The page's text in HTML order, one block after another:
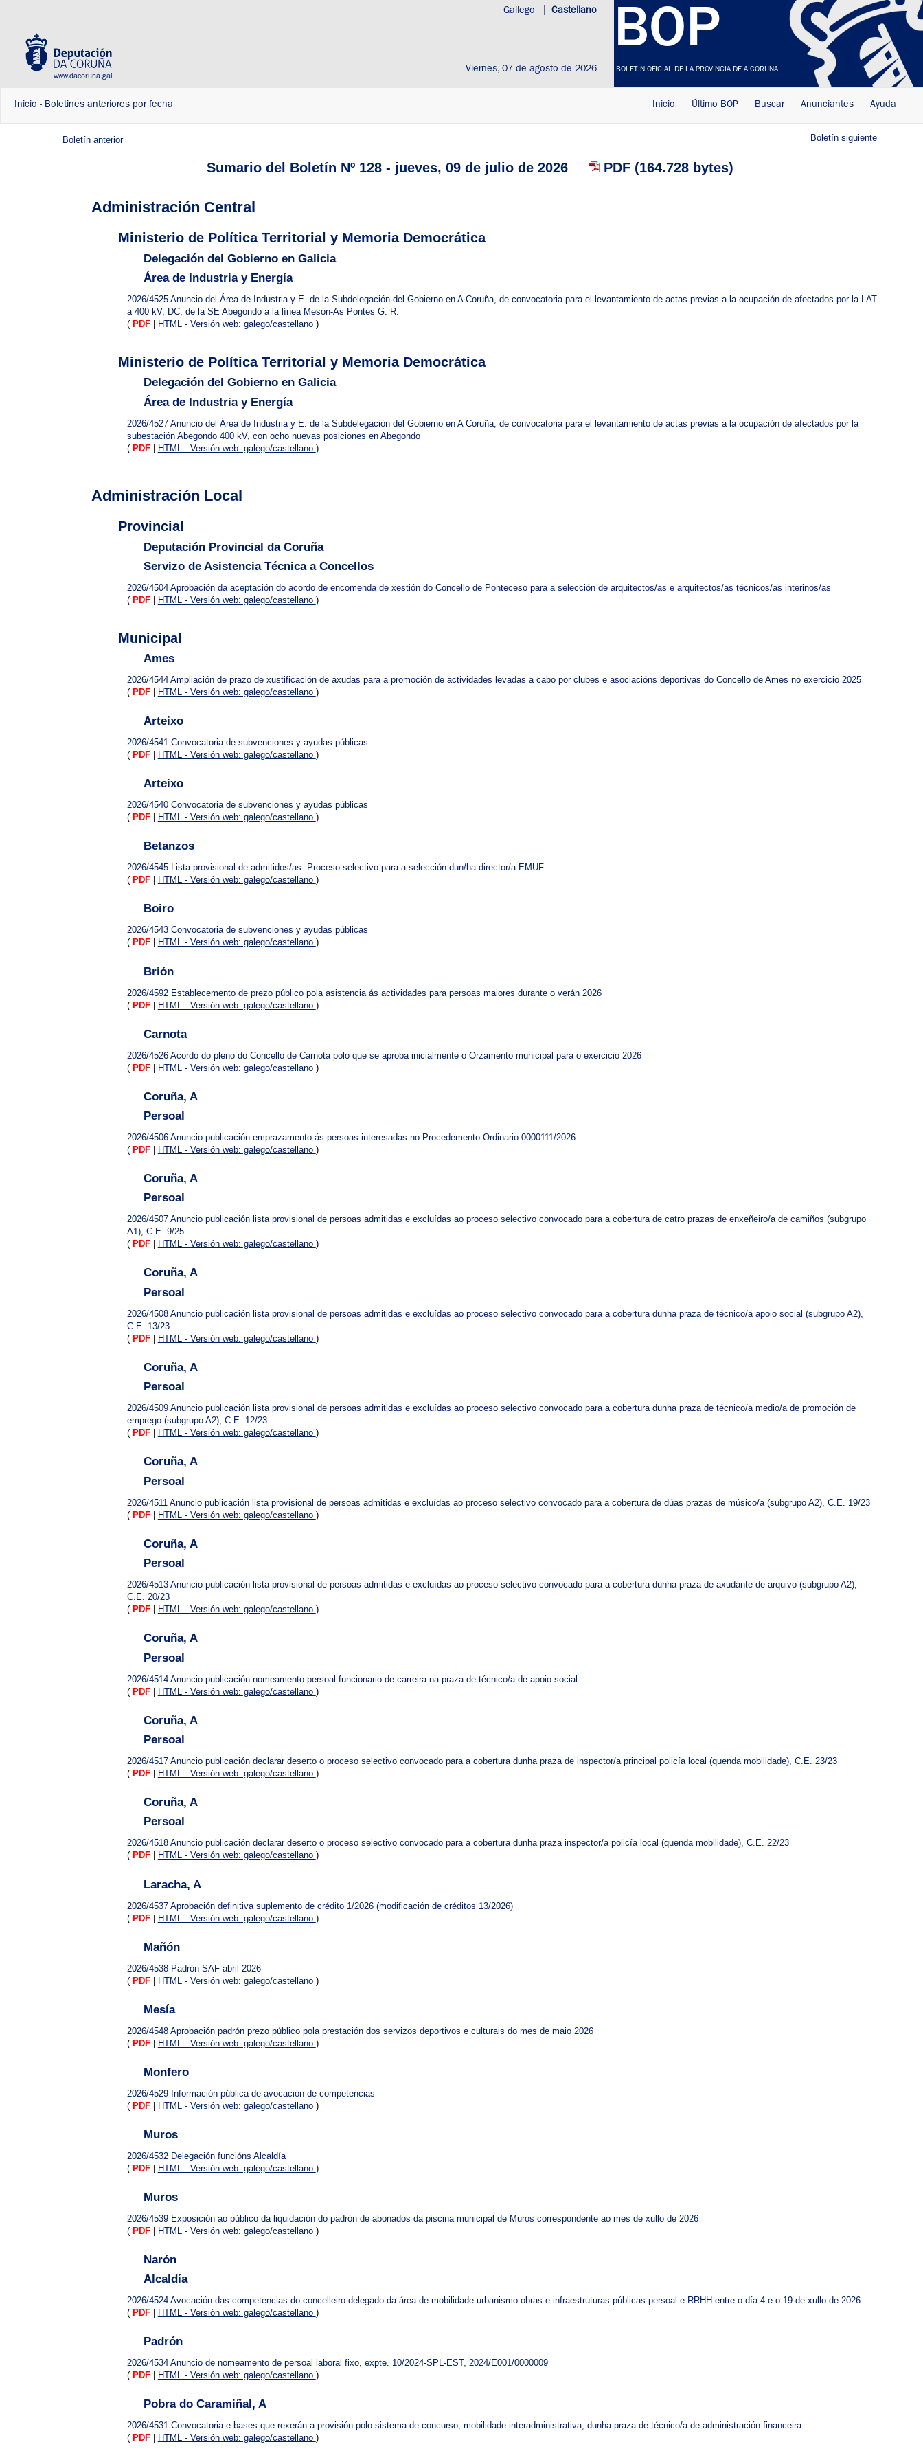
www.dacoruna.gal
Castellano
Gallego
Viernes, 07 de agosto de 2026
BOP
BOLETÍN OFICIAL DE LA PROVINCIA DE A CORUÑA
Inicio - Boletines anteriores por fecha Ayuda
Anunciantes
Buscar
Último BOP
Inicio
Boletín siguiente
Boletín anterior
Sumario del Boletín Nº 128 - jueves, 09 de julio de 2026 PDF (164.728 bytes)
Administración Central
Ministerio de Política Territorial y Memoria Democrática
Delegación del Gobierno en Galicia
Área de Industria y Energía
2026/4525 Anuncio del Área de Industria y E. de la Subdelegación del Gobierno en A Coruña, de convocatoria para el levantamiento de actas previas a la ocupación de afectados por la LAT
a 400 kV, DC, de la SE Abegondo a la línea Mesón-As Pontes G. R.
( PDF HTML - Versión web: galego/castellano )
Ministerio de Política Territorial y Memoria Democrática
Delegación del Gobierno en Galicia
Área de Industria y Energía
2026/4527 Anuncio del Área de Industria y E. de la Subdelegación del Gobierno en A Coruña, de convocatoria para el levantamiento de actas previas a la ocupación de afectados por la
subestación Abegondo 400 kV, con ocho nuevas posiciones en Abegondo
( PDF | HTML - Versión web: galego/castellano )
Administración Local
Provincial
Deputación Provincial da Coruña
Servizo de Asistencia Técnica a Concellos
2026/4504 Aprobación da aceptación do acordo de encomenda de xestión do Concello de Ponteceso para a selección de arquitectos/as e arquitectos/as técnicos/as interinos/as
( PDF HTML - Versión web: galego/castellano )
Municipal
Ames
2026/4544 Ampliación de prazo de xustificación de axudas para a promoción de actividades levadas a cabo por clubes e asociacións deportivas do Concello de Ames no exercicio 2025
( PDF HTML - Versión web: galego/castellano )
Arteixo
2026/4541 Convocatoria de subvenciones y ayudas públicas
( PDF HTML - Versión web: galego/castellano )
Arteixo
2026/4540 Convocatoria de subvenciones y ayudas públicas
( PDF HTML - Versión web: galego/castellano )
Betanzos
2026/4545 Lista provisional de admitidos/as. Proceso selectivo para a selección dun/ha director/a EMUF
( PDF HTML - Versión web: galego/castellano )
Boiro
2026/4543 Convocatoria de subvenciones y ayudas públicas
( PDF HTML - Versión web: galego/castellano )
Brión
2026/4592 Establecemento de prezo público pola asistencia ás actividades para persoas maiores durante o verán 2026
( PDF | HTML - Versión web: galego/castellano )
Carnota
2026/4526 Acordo do pleno do Concello de Carnota polo que se aproba inicialmente o Orzamento municipal para o exercicio 2026
( PDF | HTML - Versión web: galego/castellano )
Coruña, A
Persoal
2026/4506 Anuncio publicación emprazamento ás persoas interesadas no Procedemento Ordinario 0000111/2026
( PDF HTML - Versión web: galego/castellano )
Coruña, A
Persoal
2026/4507 Anuncio publicación lista provisional de persoas admitidas e excluídas ao proceso selectivo convocado para a cobertura de catro prazas de enxeñeiro/a de camiños (subgrupo
A1), C.E. 9/25
( PDF HTML - Versión web: galego/castellano )
Coruña, A
Persoal
2026/4508 Anuncio publicación lista provisional de persoas admitidas e excluídas ao proceso selectivo convocado para a cobertura dunha praza de técnico/a apoio social (subgrupo A2),
C.E. 13/23
( PDF HTML - Versión web: galego/castellano )
Coruña, A
Persoal
2026/4509 Anuncio publicación lista provisional de persoas admitidas e excluídas ao proceso selectivo convocado para a cobertura dunha praza de técnico/a medio/a de promoción de
emprego (subgrupo A2), C.E. 12/23
( PDF HTML - Versión web: galego/castellano )
Coruña, A
Persoal
2026/4511 Anuncio publicación lista provisional de persoas admitidas e excluídas ao proceso selectivo convocado para a cobertura de dúas prazas de músico/a (subgrupo A2), C.E. 19/23
( PDF | HTML - Versión web: galego/castellano )
Coruña, A
Persoal
2026/4513 Anuncio publicación lista provisional de persoas admitidas e excluídas ao proceso selectivo convocado para a cobertura dunha praza de axudante de arquivo (subgrupo A2),
C.E. 20/23
( PDF HTML - Versión web: galego/castellano )
Coruña, A
Persoal
2026/4514 Anuncio publicación nomeamento persoal funcionario de carreira na praza de técnico/a de apoio social
( PDF | HTML - Versión web: galego/castellano )
Coruña, A
Persoal
2026/4517 Anuncio publicación declarar deserto o proceso selectivo convocado para a cobertura dunha praza de inspector/a principal policía local (quenda mobilidade), C.E. 23/23
( PDF HTML - Versión web: galego/castellano )
Coruña, A
Persoal
2026/4518 Anuncio publicación declarar deserto o proceso selectivo convocado para a cobertura dunha praza inspector/a policía local (quenda mobilidade), C.E. 22/23
( PDF HTML - Versión web: galego/castellano )
Laracha, A
2026/4537 Aprobación definitiva suplemento de crédito 1/2026 (modificación de créditos 13/2026)
( PDF | HTML - Versión web: galego/castellano )
Mañón
2026/4538 Padrón SAF abril 2026
( PDF | HTML - Versión web: galego/castellano )
Mesía
2026/4548 Aprobación padrón prezo público pola prestación dos servizos deportivos e culturais do mes de maio 2026
( PDF | HTML - Versión web: galego/castellano )
Monfero
2026/4529 Información pública de avocación de competencias
( PDF | HTML - Versión web: galego/castellano )
Muros
2026/4532 Delegación funcións Alcaldía
( PDF | HTML - Versión web: galego/castellano )
Muros
2026/4539 Exposición ao público da liquidación do padrón de abonados da piscina municipal de Muros correspondente ao mes de xullo de 2026
( PDF HTML - Versión web: galego/castellano )
Narón
Alcaldía
2026/4524 Avocación das competencias do concelleiro delegado da área de mobilidade urbanismo obras e infraestruturas públicas persoal e RRHH entre o día 4 e o 19 de xullo de 2026
( PDF HTML - Versión web: galego/castellano )
Padrón
2026/4534 Anuncio de nomeamento de persoal laboral fixo, expte. 10/2024-SPL-EST, 2024/E001/0000009
( PDF HTML - Versión web: galego/castellano )
Pobra do Caramiñal, A
2026/4531 Convocatoria e bases que rexerán a provisión polo sistema de concurso, mobilidade interadministrativa, dunha praza de técnico/a de administración financeira
( PDF HTML - Versión web: galego/castellano )